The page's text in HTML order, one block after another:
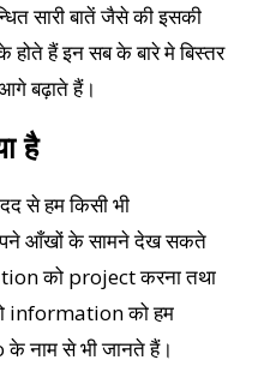
सारी बातें जैसे की इसकी
होते हैं इन सब के बारे मे बिस्तर
बढ़ाते हैं।
है
से हम किसी भी
आँखों के सामने देख सकते
को project करना तथा
information को हम
नाम से भी जानते हैं।